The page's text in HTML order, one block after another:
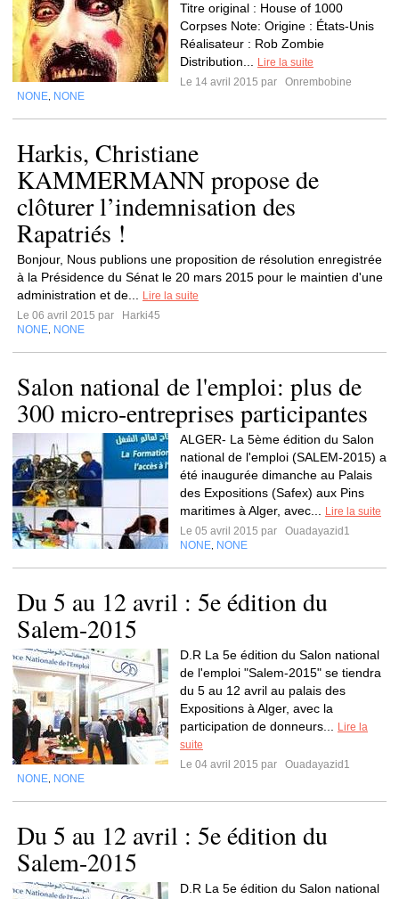
Titre original : House of 1000
Corpses Note: Origine : États-Unis
Réalisateur : Rob Zombie
Distribution...
Lire la suite
Le 14 avril 2015 par
Onrembobine
NONE NONE
Harkis, Christiane
KAMMERMANN propose de
clôturer l’indemnisation des
Rapatriés !
Bonjour, Nous publions une proposition de résolution enregistrée
à la Présidence du Sénat le 20 mars 2015 pour le maintien d'une
administration et de...
Lire la suite
Le 06 avril 2015 par
Harki45
NONE NONE
Salon national de l'emploi: plus de
300 micro-entreprises participantes
ALGER- La 5ème édition du Salon
national de l'emploi (SALEM-2015) a
été inaugurée dimanche au Palais
des Expositions (Safex) aux Pins
maritimes à Alger, avec...
Lire la suite
Le 05 avril 2015 par
Ouadayazid1
NONE NONE
Du 5 au 12 avril : 5e édition du
Salem-2015
D.R La 5e édition du Salon national
de l'emploi "Salem-2015" se tiendra
du 5 au 12 avril au palais des
Expositions à Alger, avec la
participation de donneurs...
Lire la
suite
Le 04 avril 2015 par
Ouadayazid1
NONE NONE
Du 5 au 12 avril : 5e édition du
Salem-2015
D.R La 5e édition du Salon national